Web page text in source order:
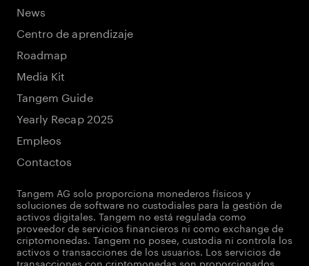
News
Centro de aprendizaje
Roadmap
Media Kit
Tangem Guide
Yearly Recap 2025
Empleos
Contactos
Tangem AG solo proporciona monederos físicos y
soluciones de software no custodiales para la gestión de
activos digitales. Tangem no está regulada como
proveedor de servicios financieros ni como exchange de
criptomonedas. Tangem no posee, custodia ni controla los
activos o transacciones de los usuarios. Los servicios de
transacciones con criptomonedas son proporcionados